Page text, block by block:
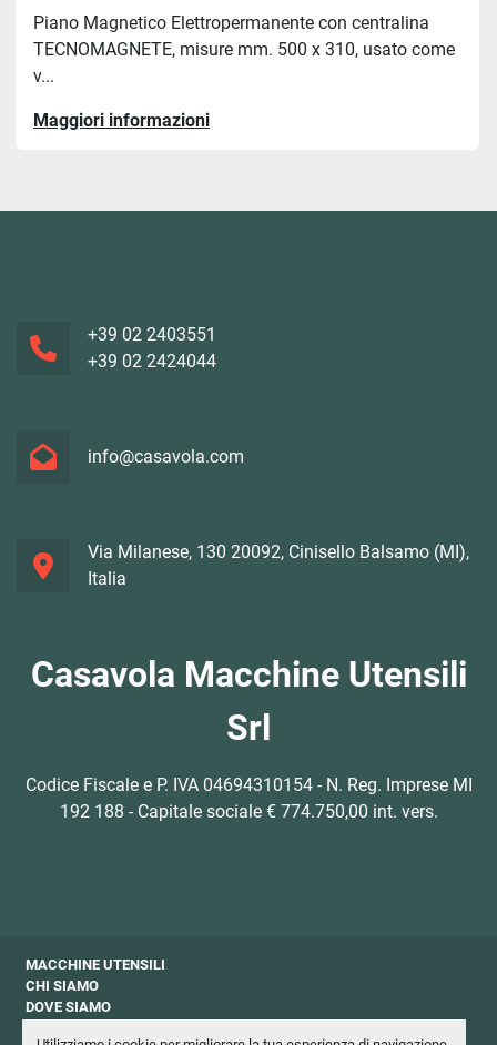
Piano Magnetico Elettropermanente con centralina
TECNOMAGNETE, misure mm. 500 x 310, usato come
v...
Maggiori informazioni
+39 02 2403551
+39 02 2424044
info@casavola.com
Via Milanese, 130 20092, Cinisello Balsamo (MI),
Italia
Casavola Macchine Utensili
Srl
Codice Fiscale e P. IVA 04694310154 - N. Reg. Imprese MI
192 188 - Capitale sociale € 774.750,00 int. vers.
MACCHINE UTENSILI
CHI SIAMO
DOVE SIAMO